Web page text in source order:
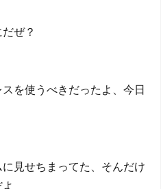
ぜ？
を使うべきだったよ、今日
見せちまってた、そんだけ